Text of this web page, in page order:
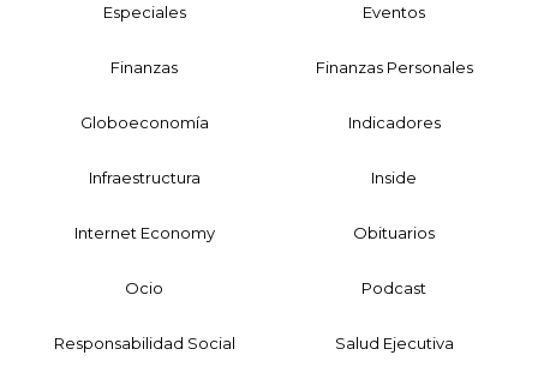
Especiales Eventos
Finanzas Finanzas Personales
Globoeconomía Indicadores
Infraestructura Inside
Internet Economy Obituarios
Ocio Podcast
Responsabilidad Social Salud Ejecutiva